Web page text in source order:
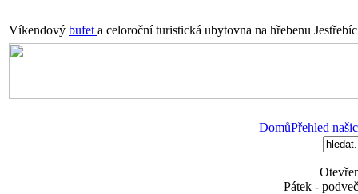
Víkendový bufet a celoroční turistická ubytovna na hřebenu
DomůPřehled
Pátek -